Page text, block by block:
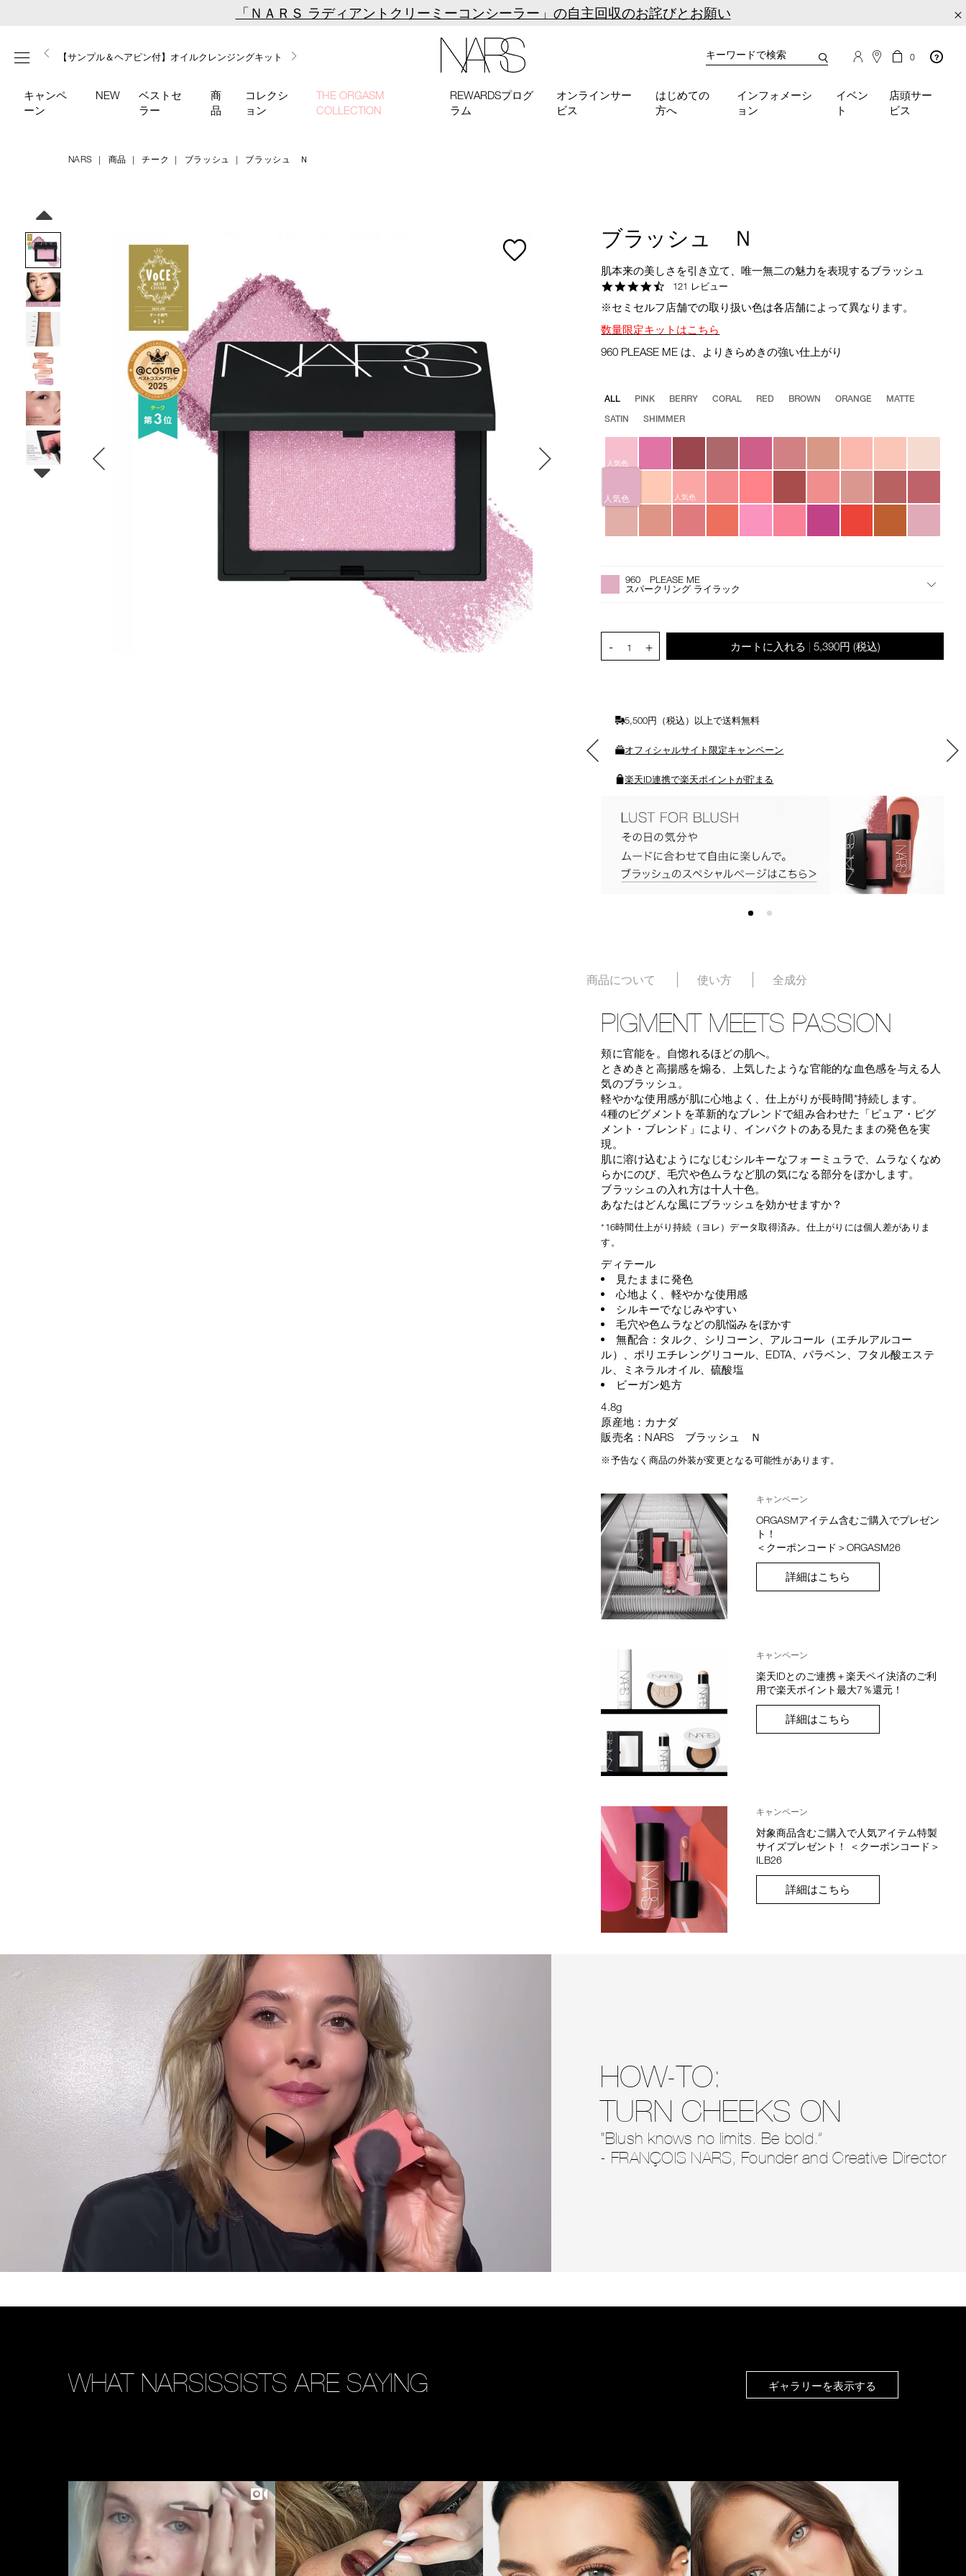
content
×
「ＮＡＲＳ ラディアントクリーミーコンシーラー」の自主回収のお詫びとお願い
メニュー
【ミニパフプレゼント】新リキッドブラッシュご購入でプ
レゼント
【はじめての購入はこちらから】新リキッドブラッシュス
ターターキット
【サンプル＆ヘアピン付】オイルクレンジングキット
【ギフトショッパープレゼント】カラーアイテムをあの人
へのプレゼントに
【ポーチ＆ブラッシュプレゼント】ORGASM CAMPAIGN
キャンペ
ーン
NEW
ベストセ
ラー
商
品
コレクシ
ョン
THE ORGASM
COLLECTION
REWARDSプログ
ラム
オンラインサー
ビス
はじめての
方へ
インフォメーシ
ョン
イベン
ト
店頭サー
ビス
カ
タ
検
use
mobile
device)
access
the
given
type
keyword
entered.
カ
の
商
品
0
NARS 商品 チーク ブラッシュ ブラッシュ Ｎ
960/4535683280471.html
4535683280471
ブラッシュ Ｎ
肌本来の美しさを引き立て、唯一無二の魅力を表現するブラッシュ
4.7
rating
121 レビュー
※セミセルフ店舗での取り扱い色は各店舗によって異なります。
数量限定キットはこちら
960 PLEASE ME は、よりきらめきの強い仕上がり
エ
ー
ョ
ALL PINK BERRY CORAL RED BROWN ORANGE
MATTE
SATIN
SHIMMER
人気色
人気色 人気色
プ
を
カ
ー
Actions960 PLEASE ME
スパークリング ライラック
- 1 + カートに入れる 5,390円 (税込)
5,500円（税込）以上で送料無料
オフィシャルサイト限定キャンペーン
楽天ID連携で楽天ポイントが貯まる
商品について 使い方 全成分
PIGMENT MEETS PASSION
頬に官能を。自惚れるほどの肌へ。
ときめきと高揚感を煽る、上気したような官能的な血色感を与える人
気のブラッシュ。
軽やかな使用感が肌に心地よく、仕上がりが長時間*持続します。
4種のピグメントを革新的なブレンドで組み合わせた「ピュア・ピグ
メント・ブレンド」により、インパクトのある見たままの発色を実
現。
肌に溶け込むようになじむシルキーなフォーミュラで、ムラなくなめ
らかにのび、毛穴や色ムラなど肌の気になる部分をぼかします。
ブラッシュの入れ方は十人十色。
あなたはどんな風にブラッシュを効かせますか？
*16時間仕上がり持続（ヨレ）データ取得済み。仕上がりには個人差がありま
す。
ディテール
見たままに発色
心地よく、軽やかな使用感
シルキーでなじみやすい
毛穴や色ムラなどの肌悩みをぼかす
無配合：タルク、シリコーン、アルコール（エチルアルコー
ル）、ポリエチレングリコール、EDTA、パラベン、フタル酸エステ
ル、ミネラルオイル、硫酸塩
ビーガン処方
4.8g
原産地：カナダ
販売名：NARS ブラッシュ Ｎ
※予告なく商品の外装が変更となる可能性があります。
キャンペーン
ORGASMアイテム含むご購入でプレゼン
ト！
＜クーポンコード＞ORGASM26
詳細はこちら
キャンペーン
楽天IDとのご連携＋楽天ペイ決済のご利
用で楽天ポイント最大7％還元！
詳細はこちら
キャンペーン
対象商品含むご購入で人気アイテム特製
サイズプレゼント！ ＜クーポンコード＞
ILB26
詳細はこちら
HOW-TO:
TURN CHEEKS ON
“Blush knows no limits. Be bold.”
- FRANÇOIS NARS, Founder and Creative Director
WHAT NARSISSISTS ARE SAYING ギャラリーを表示する